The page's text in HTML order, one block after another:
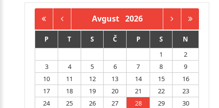
Avgust 2026
P T S Č P S
N
1
2
3
4 5 6 7 8
9
10
11 12 13 14 15
16
17
18 19 20 21 22
23
24
25 26 27 28 29
30